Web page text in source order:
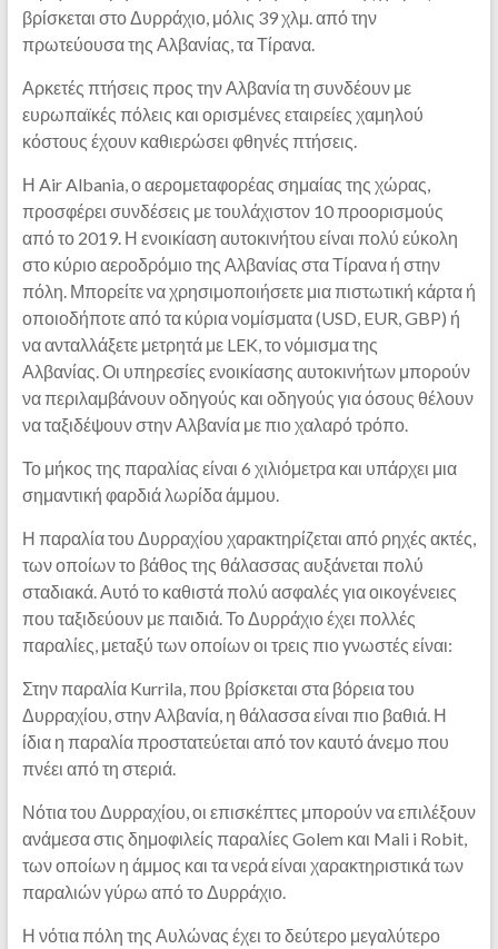
βρίσκεται στο Δυρράχιο, μόλις 39 χλμ. από την
πρωτεύουσα της Αλβανίας, τα Τίρανα.
Αρκετές πτήσεις προς την Αλβανία τη συνδέουν με
ευρωπαϊκές πόλεις και ορισμένες εταιρείες χαμηλού
κόστους έχουν καθιερώσει φθηνές πτήσεις.
Η Air Albania, ο αερομεταφορέας σημαίας της χώρας,
προσφέρει συνδέσεις με τουλάχιστον 10 προορισμούς
από το 2019. Η ενοικίαση αυτοκινήτου είναι πολύ εύκολη
στο κύριο αεροδρόμιο της Αλβανίας στα Τίρανα ή στην
πόλη. Μπορείτε να χρησιμοποιήσετε μια πιστωτική κάρτα ή
οποιοδήποτε από τα κύρια νομίσματα (USD, EUR, GBP) ή
να ανταλλάξετε μετρητά με LEK, το νόμισμα της
Αλβανίας. Οι υπηρεσίες ενοικίασης αυτοκινήτων μπορούν
να περιλαμβάνουν οδηγούς και οδηγούς για όσους θέλουν
να ταξιδέψουν στην Αλβανία με πιο χαλαρό τρόπο.
Το μήκος της παραλίας είναι 6 χιλιόμετρα και υπάρχει μια
σημαντική φαρδιά λωρίδα άμμου.
Η παραλία του Δυρραχίου χαρακτηρίζεται από ρηχές ακτές,
των οποίων το βάθος της θάλασσας αυξάνεται πολύ
σταδιακά. Αυτό το καθιστά πολύ ασφαλές για οικογένειες
που ταξιδεύουν με παιδιά. Το Δυρράχιο έχει πολλές
παραλίες, μεταξύ των οποίων οι τρεις πιο γνωστές είναι:
Στην παραλία Kurrila, που βρίσκεται στα βόρεια του
Δυρραχίου, στην Αλβανία, η θάλασσα είναι πιο βαθιά. Η
ίδια η παραλία προστατεύεται από τον καυτό άνεμο που
πνέει από τη στεριά.
Νότια του Δυρραχίου, οι επισκέπτες μπορούν να επιλέξουν
ανάμεσα στις δημοφιλείς παραλίες Golem και Mali i Robit,
των οποίων η άμμος και τα νερά είναι χαρακτηριστικά των
παραλιών γύρω από το Δυρράχιο.
Η νότια πόλη της Αυλώνας έχει το δεύτερο μεγαλύτερο